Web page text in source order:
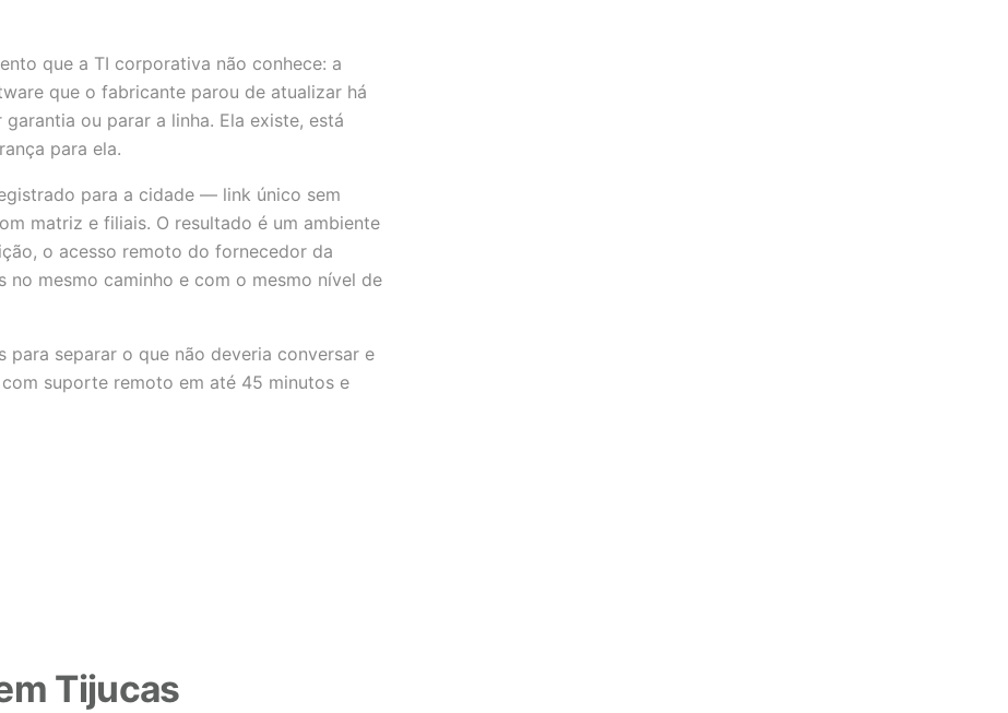
que a TI corporativa não conhece: a
que o fabricante parou de atualizar há
ou parar a linha. Ela existe, está
para ela.
para a cidade — link único sem
matriz e filiais. O resultado é um ambiente
o acesso remoto do fornecedor da
mesmo caminho e com o mesmo nível de
para separar o que não deveria conversar e
suporte remoto em até 45 minutos e
Tijucas